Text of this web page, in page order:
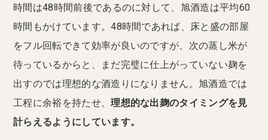
時間は48時間前後であるのに対して、旭酒造は平均60
時間もかけています。48時間であれば、床と盛の部屋
をフル回転できて効率が良いのですが、次の蒸し米が
待っているからと、まだ完璧に仕上がっていない麹を
出すのでは理想的な酒造りになりません。旭酒造では
工程に余裕を持たせ、理想的な出麹のタイミングを見
計らえるようにしています。